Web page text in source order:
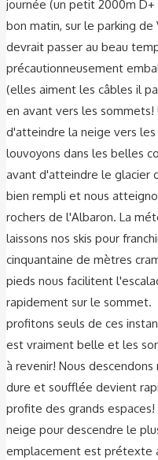
journée (un petit 2000m
bon matin, sur le parking de
devrait passer au beau
précautionneusement
(elles aiment les câbles il
en avant vers les
d'atteindre la neige vers les
louvoyons dans les belles
avant d'atteindre le
bien rempli et nous
rochers de l'Albaron. La
laissons nos skis pour
cinquantaine de mètres
pieds nous facilitent
rapidement sur le
profitons seuls de ces
est vraiment belle et les
à revenir! Nous
dure et soufflée devient
profite des grands
neige pour descendre le
emplacement est